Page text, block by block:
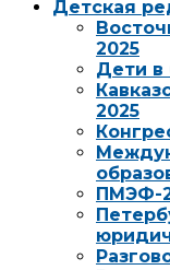
Детская
2025
Дети в
2025
ПМЭФ-